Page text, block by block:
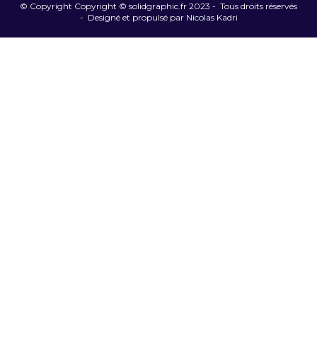
© Copyright Copyright © solidgraphic.fr 2023 - Tous droits réservés
- Designé et propulsé par Nicolas Kadri